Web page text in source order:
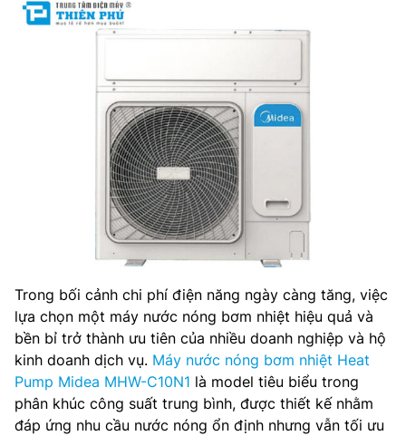
Trong bối cảnh chi phí điện năng ngày càng tăng, việc
lựa chọn một máy nước nóng bơm nhiệt hiệu quả và
bền bỉ trở thành ưu tiên của nhiều doanh nghiệp và hộ
kinh doanh dịch vụ. Máy nước nóng bơm nhiệt Heat
Pump Midea MHW-C10N1 là model tiêu biểu trong
phân khúc công suất trung bình, được thiết kế nhằm
đáp ứng nhu cầu nước nóng ổn định nhưng vẫn tối ưu